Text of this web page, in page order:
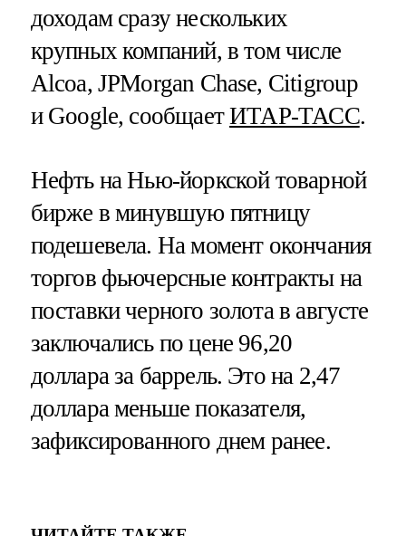
доходам сразу нескольких
крупных компаний, в том числе
Alcoa, JPMorgan Chase, Citigroup
и Google, сообщаетИТАР-ТАСС.
Нефть на Нью-йоркской товарной
бирже в минувшую пятницу
подешевела. На момент окончания
торгов фьючерсные контракты на
поставки черного золота в августе
заключались по цене 96,20
доллара за баррель. Это на 2,47
доллара меньше показателя,
зафиксированного днем ранее.